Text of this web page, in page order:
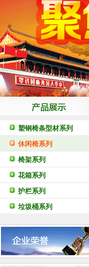
塑钢椅条型材系列
休闲椅系列
椅架系列
花箱系列
护栏系列
垃圾桶系列